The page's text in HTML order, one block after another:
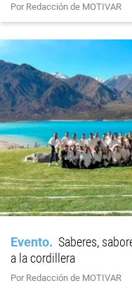
Por Redacción de MOTIVAR
Evento
Saberes,
a la cordillera
Por Redacción de MOTIVAR